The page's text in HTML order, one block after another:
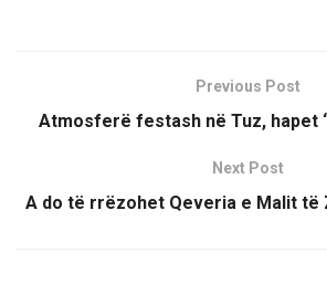
Previous Post
Atmosferë festash në Tuz, hapet
Next Post
A do të rrëzohet Qeveria e Malit të